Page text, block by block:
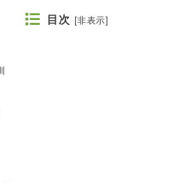
目次 [非表示]